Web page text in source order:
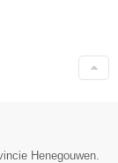
Henegouwen.